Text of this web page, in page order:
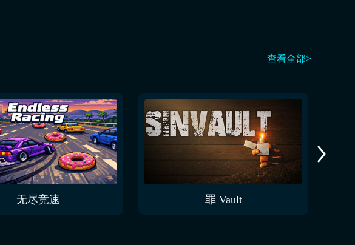
查看全部>
无尽竞速 罪 Vault